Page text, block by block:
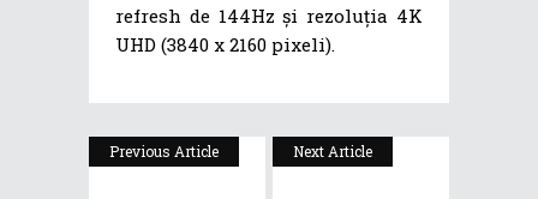
refresh de 144Hz și rezoluția 4K
UHD (3840 x 2160 pixeli).
Previous Article Next Article